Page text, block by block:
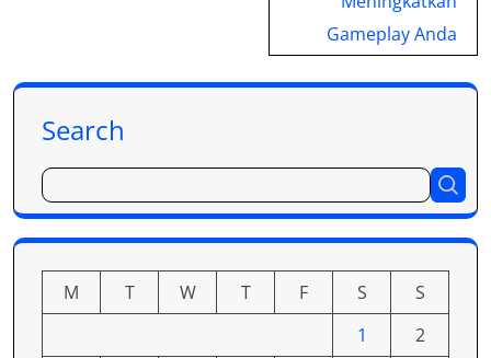
Gameplay Anda
Search
M T W T F S
S
1
2